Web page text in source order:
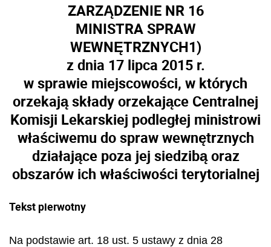
ZARZĄDZENIE NR 16
MINISTRA SPRAW
WEWNĘTRZNYCH1)
z dnia 17 lipca 2015 r.
w sprawie miejscowości, w których
orzekają składy orzekające Centralnej
Komisji Lekarskiej podległej ministrowi
właściwemu do spraw wewnętrznych
działające poza jej siedzibą oraz
obszarów ich właściwości terytorialnej
Tekst pierwotny
Na podstawie art. 18 ust. 5 ustawy z dnia 28